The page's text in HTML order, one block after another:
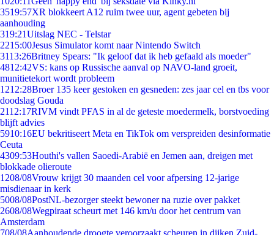
3519:57XR blokkeert A12 ruim twee uur, agent gebeten bij
aanhouding
319:21Uitslag NEC - Telstar
2215:00Jesus Simulator komt naar Nintendo Switch
3113:26Britney Spears: "Ik geloof dat ik heb gefaald als moeder"
4812:42VS: kans op Russische aanval op NAVO-land groeit,
munitietekort wordt probleem
1212:28Broer 135 keer gestoken en gesneden: zes jaar cel en tbs voor
doodslag Gouda
2112:17RIVM vindt PFAS in al de geteste moedermelk, borstvoeding
blijft advies
5910:16EU bekritiseert Meta en TikTok om verspreiden desinformatie
Ceuta
4309:53Houthi's vallen Saoedi-Arabië en Jemen aan, dreigen met
blokkade olieroute
1208/08Vrouw krijgt 30 maanden cel voor afpersing 12-jarige
misdienaar in kerk
5008/08PostNL-bezorger steekt bewoner na ruzie over pakket
2608/08Wegpiraat scheurt met 146 km/u door het centrum van
Amsterdam
708/08Aanhoudende droogte veroorzaakt scheuren in dijken Zuid-